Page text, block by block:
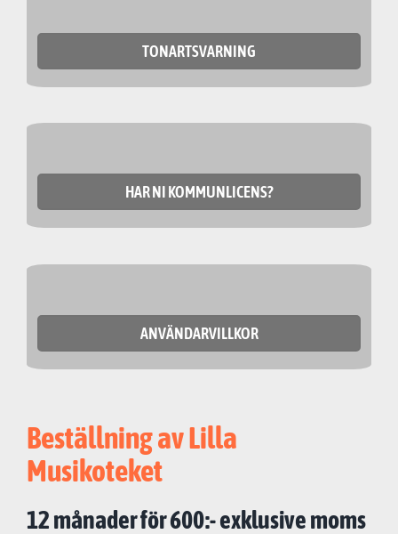
TONARTSVARNING
HAR NI KOMMUNLICENS?
ANVÄNDARVILLKOR
Beställning av Lilla
Musikoteket
12 månader för 600:- exklusive moms